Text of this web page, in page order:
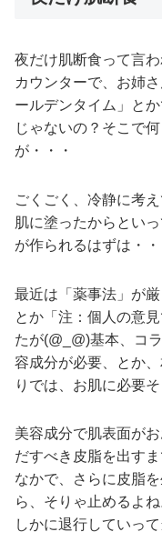
夜だけ肌断食って言
カウンターで、お姉
ールデンタイム」と
じゃないの？そこで
が・・・
ごくごく、冷静に考
肌に塗ったからとい
が作られるはずは・・
最近は「薬事法」が
とか「注：個人の意
たが(@_@)基本、コ
容成分が必要、とか
りでは、お肌に必要
美容成分で肌表面が
だすべき皮脂を出す
なかで、さらに皮脂
ら、そりゃ止めるよ
しかに退行していって